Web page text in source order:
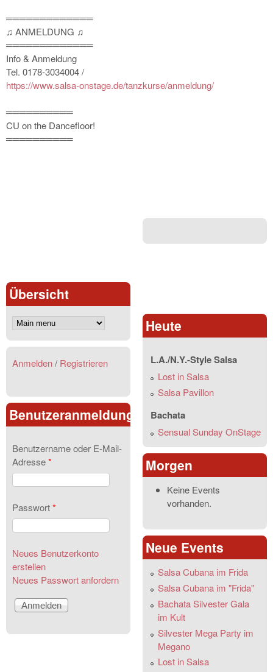
═════════════
♫ ANMELDUNG ♫
═════════════
Info & Anmeldung
Tel. 0178-3034004 /
https://www.salsa-onstage.de/tanzkurse/anmeldung/
══════════
CU on the Dancefloor!
══════════
Übersicht
Anmelden/ Registrieren
Benutzeranmeldung
Benutzername oder E-Mail-
Adresse*
Passwort*
Neues Benutzerkonto
erstellen
Neues Passwort anfordern
Heute
L.A./N.Y.-Style Salsa
Lost in Salsa
Salsa Pavillon
Bachata
Sensual Sunday OnStage
Morgen
Keine Events
vorhanden.
Neue Events
Salsa Cubana im Frida
Salsa Cubana im "Frida"
Bachata Silvester Gala
im Kult
Silvester Mega Party im
Megano
Lost in Salsa